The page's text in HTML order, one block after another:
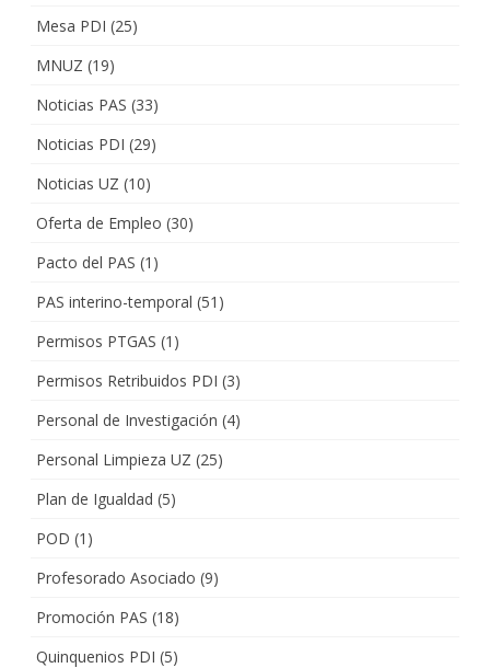
Mesa PDI (25)
MNUZ (19)
Noticias PAS (33)
Noticias PDI (29)
Noticias UZ (10)
Oferta de Empleo (30)
Pacto del PAS (1)
PAS interino-temporal (51)
Permisos PTGAS (1)
Permisos Retribuidos PDI (3)
Personal de Investigación (4)
Personal Limpieza UZ (25)
Plan de Igualdad (5)
POD (1)
Profesorado Asociado (9)
Promoción PAS (18)
Quinquenios PDI (5)